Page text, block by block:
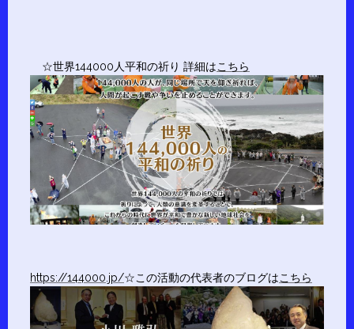
☆世界144000人平和の祈り 詳細はこちら
https://144000.jp/☆この活動の代表者のブログはこちら